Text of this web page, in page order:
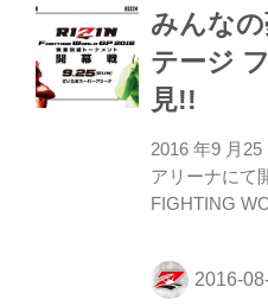
みんな
テージ
見!!
2016 年9 月
アリーナにて
FIGHTING
記者会見を下
社屋１F 広場